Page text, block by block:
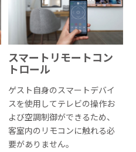
スマートリモートコン
トロール
ゲスト自身のスマートデバイ
スを使用してテレビの操作お
よび空調制御ができるため、
客室内のリモコンに触れる必
要がありません。